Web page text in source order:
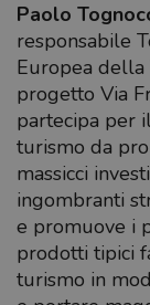
Paolo
responsabile
Europea
progetto Via
partecipa per
turismo da
massicci
ingombranti
e promuove i
prodotti tipici
turismo in